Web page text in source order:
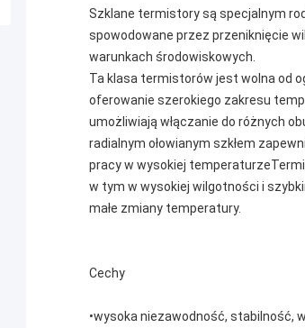
Szklane termistory są specjalnym
spowodowane przez przeniknięcie
warunkach środowiskowych.
Ta klasa termistorów jest wolna od
oferowanie szerokiego zakresu
umożliwiają włączanie do różnych
radialnym ołowianym szkłem
pracy w wysokiej
w tym w wysokiej wilgotności i
małe zmiany temperatury.
Cechy
•wysoka niezawodność, stabilność,